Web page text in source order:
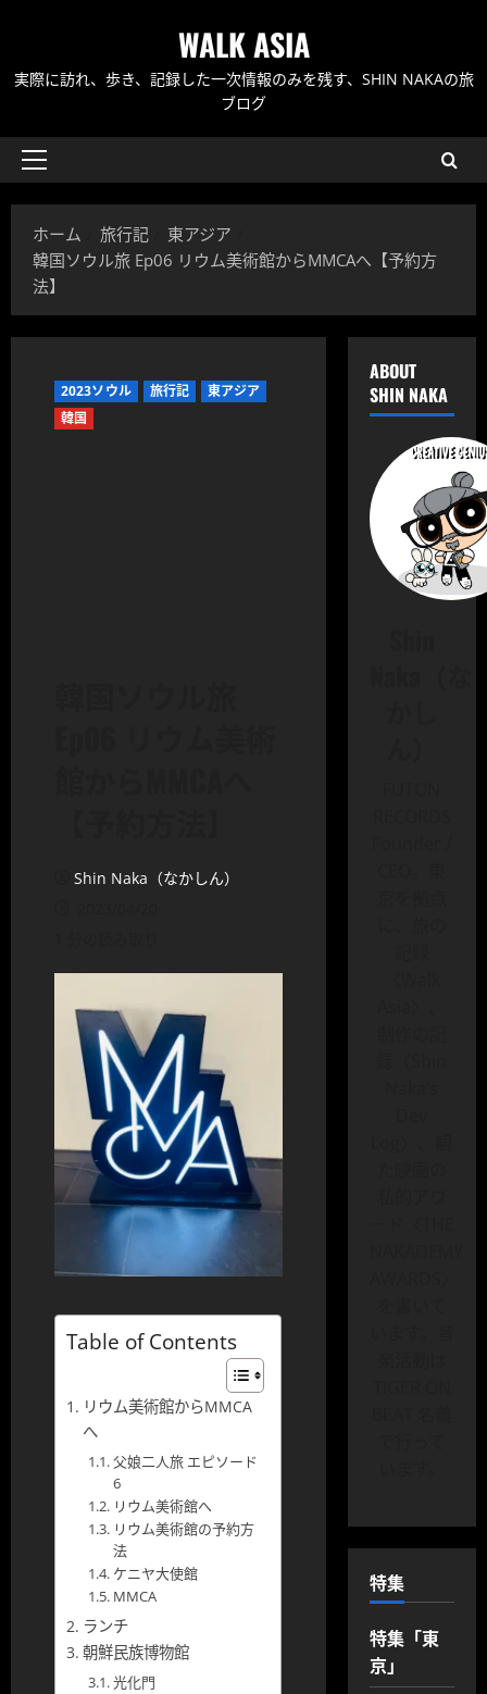
ス
WALK ASIA
実際に訪れ、歩き、記録した一次情報のみを残す、SHIN NAKAの旅
ブログ
メ
ン
メ
ニ
ュ
ホーム 旅行記
東アジア
韓国ソウル旅 Ep06 リウム美術館からMMCAへ【予約方
法】
2023ソウル 旅行記
東アジア
韓国
Shin Naka（なかしん）
Table of Contents
リウム美術館からMMCA
へ
父娘二人旅 エピソード
6
リウム美術館へ
リウム美術館の予約方
法
ケニヤ大使館
MMCA
ランチ
朝鮮民族博物館
光化門
ABOUT
SHIN NAKA
特集
特集「東
京」